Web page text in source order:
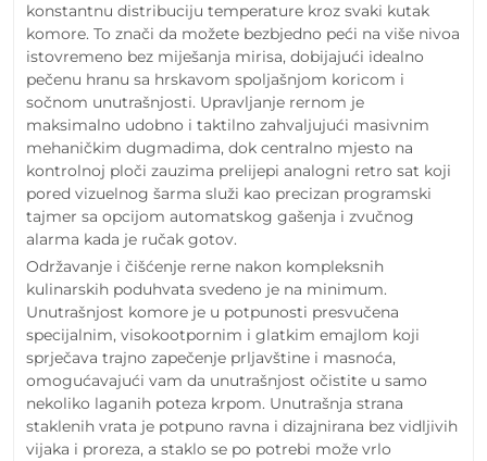
konstantnu distribuciju temperature kroz svaki kutak
komore. To znači da možete bezbjedno peći na više nivoa
istovremeno bez miješanja mirisa, dobijajući idealno
pečenu hranu sa hrskavom spoljašnjom koricom i
sočnom unutrašnjosti. Upravljanje rernom je
maksimalno udobno i taktilno zahvaljujući masivnim
mehaničkim dugmadima, dok centralno mjesto na
kontrolnoj ploči zauzima prelijepi analogni retro sat koji
pored vizuelnog šarma služi kao precizan programski
tajmer sa opcijom automatskog gašenja i zvučnog
alarma kada je ručak gotov.
Održavanje i čišćenje rerne nakon kompleksnih
kulinarskih poduhvata svedeno je na minimum.
Unutrašnjost komore je u potpunosti presvučena
specijalnim, visokootpornim i glatkim emajlom koji
sprječava trajno zapečenje prljavštine i masnoća,
omogućavajući vam da unutrašnjost očistite u samo
nekoliko laganih poteza krpom. Unutrašnja strana
staklenih vrata je potpuno ravna i dizajnirana bez vidljivih
vijaka i proreza, a staklo se po potrebi može vrlo